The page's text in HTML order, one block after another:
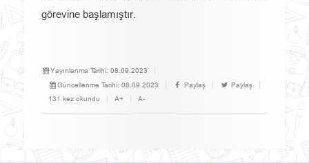
görevine başlamıştır.
Yayınlanma Tarihi: 08.09.2023
Güncellenme Tarihi: 08.09.2023 Paylaş
Paylaş
131 kez okundu
A+ A-